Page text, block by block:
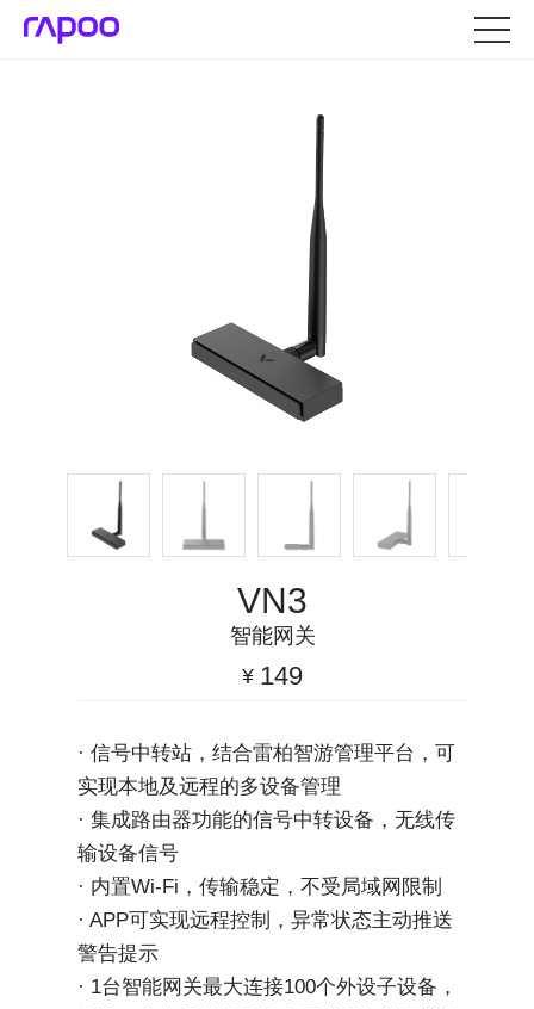
VN3
智能网关
¥ 149
· 信号中转站，结合雷柏智游管理平台，可
实现本地及远程的多设备管理
· 集成路由器功能的信号中转设备，无线传
输设备信号
· 内置Wi-Fi，传输稳定，不受局域网限制
· APP可实现远程控制，异常状态主动推送
警告提示
· 1台智能网关最大连接100个外设子设备，